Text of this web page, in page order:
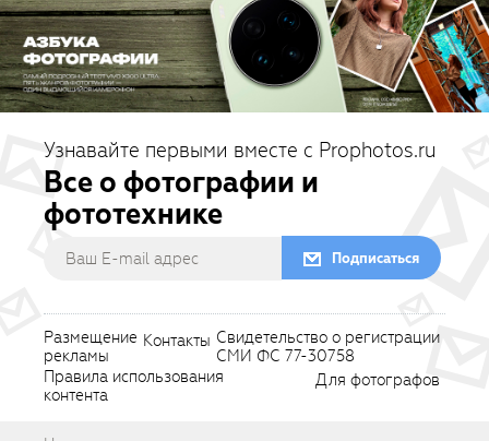
Узнавайте первыми вместе с Prophotos.ru
Все о фотографии и
фототехнике
Подписаться
Размещение
рекламы
Контакты Свидетельство о регистрации
СМИ ФС 77-30758
Правила использования
контента
Для фотографов